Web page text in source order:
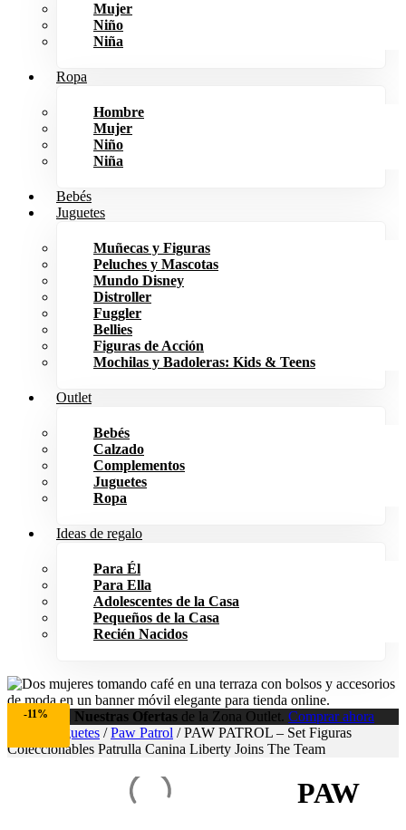
Mujer
Niño
Niña
Ropa
Hombre
Mujer
Niño
Niña
Bebés
Juguetes
Muñecas y Figuras
Peluches y Mascotas
Mundo Disney
Distroller
Fuggler
Bellies
Figuras de Acción
Mochilas y Badoleras: Kids & Teens
Outlet
Bebés
Calzado
Complementos
Juguetes
Ropa
Ideas de regalo
Para Él
Para Ella
Adolescentes de la Casa
Pequeños de la Casa
Recién Nacidos
Aprovecha Nuestras Ofertas de la Zona Outlet. Comprar ahora
Juguetes /Paw Patrol / PAW PATROL – Set Figuras
Coleccionables Patrulla Canina Liberty Joins The Team
-11%
PAW